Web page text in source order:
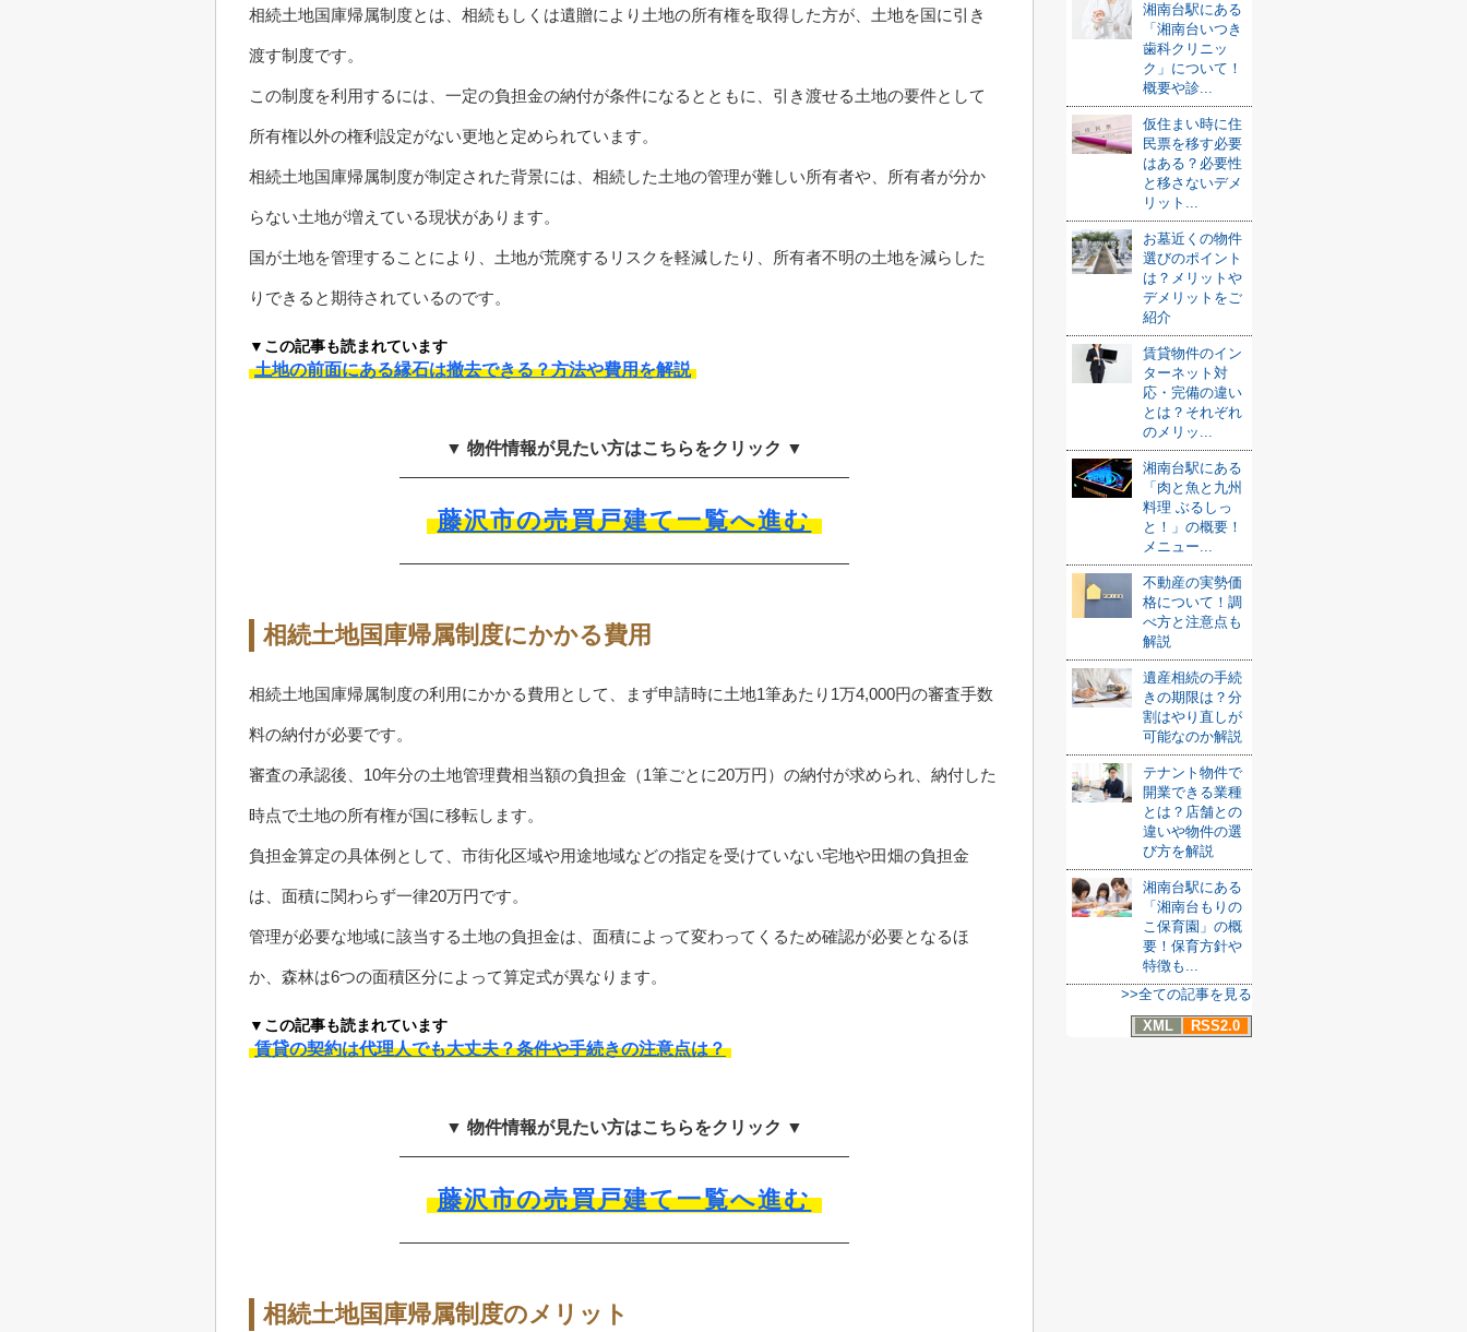
相続土地国庫帰属制度とは、相続もしくは遺贈により土地の所有権を取得した方が、土地を国に引き
渡す制度です。
この制度を利用するには、一定の負担金の納付が条件になるとともに、引き渡せる土地の要件として
所有権以外の権利設定がない更地と定められています。
相続土地国庫帰属制度が制定された背景には、相続した土地の管理が難しい所有者や、所有者が分か
らない土地が増えている現状があります。
国が土地を管理することにより、土地が荒廃するリスクを軽減したり、所有者不明の土地を減らした
りできると期待されているのです。
▼この記事も読まれています
土地の前面にある縁石は撤去できる？方法や費用を解説
▼ 物件情報が見たい方はこちらをクリック ▼
藤沢市の売買戸建て一覧へ進む
相続土地国庫帰属制度にかかる費用
相続土地国庫帰属制度の利用にかかる費用として、まず申請時に土地1筆あたり1万4,000円の審査手数
料の納付が必要です。
審査の承認後、10年分の土地管理費相当額の負担金（1筆ごとに20万円）の納付が求められ、納付した
時点で土地の所有権が国に移転します。
負担金算定の具体例として、市街化区域や用途地域などの指定を受けていない宅地や田畑の負担金
は、面積に関わらず一律20万円です。
管理が必要な地域に該当する土地の負担金は、面積によって変わってくるため確認が必要となるほ
か、森林は6つの面積区分によって算定式が異なります。
▼この記事も読まれています
賃貸の契約は代理人でも大丈夫？条件や手続きの注意点は？
▼ 物件情報が見たい方はこちらをクリック ▼
藤沢市の売買戸建て一覧へ進む
相続土地国庫帰属制度のメリット
湘南台駅にある
「湘南台いつき
歯科クリニッ
ク」について！
概要や診...
仮住まい時に住
民票を移す必要
はある？必要性
と移さないデメ
リット...
お墓近くの物件
選びのポイント
は？メリットや
デメリットをご
紹介
賃貸物件のイン
ターネット対
応・完備の違い
とは？それぞれ
のメリッ...
湘南台駅にある
「肉と魚と九州
料理 ぶるしっ
と！」の概要！
メニュー...
不動産の実勢価
格について！調
べ方と注意点も
解説
遺産相続の手続
きの期限は？分
割はやり直しが
可能なのか解説
テナント物件で
開業できる業種
とは？店舗との
違いや物件の選
び方を解説
湘南台駅にある
「湘南台もりの
こ保育園」の概
要！保育方針や
特徴も...
>>全ての記事を見る
XML
RSS2.0